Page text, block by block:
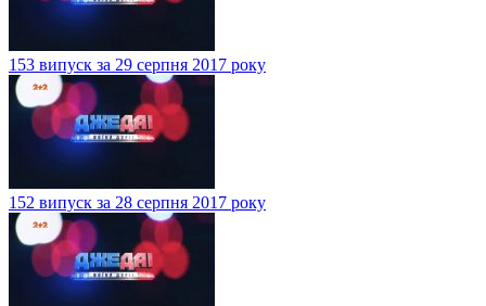
153 випуск за 29 серпня 2017 року
152 випуск за 28 серпня 2017 року